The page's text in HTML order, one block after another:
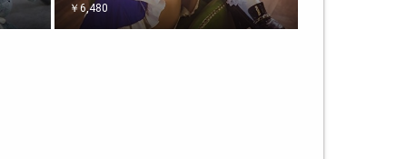
￥6,480